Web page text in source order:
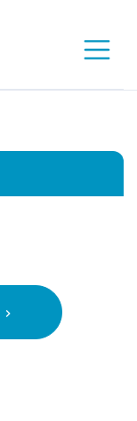
keyboard_arrow_right